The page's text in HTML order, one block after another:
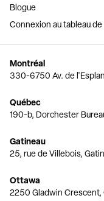
Blogue
Connexion au tableau
Montréal
330-6750 Av. de
Québec
190-b, Dorchester
Gatineau
25, rue de Villebois,
Ottawa
2250 Gladwin Crescent,